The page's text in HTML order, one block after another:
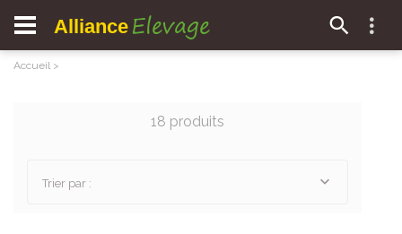
Alliance Elevage
Accueil >
18 produits
Trier par :